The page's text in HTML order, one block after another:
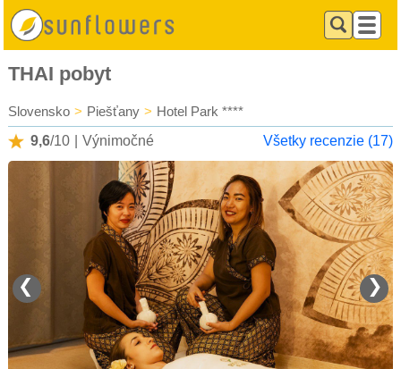
THAI pobyt
Slovensko > Piešťany > Hotel Park ****
9,6/10 Výnimočné Všetky recenzie (17)
❮ ❯